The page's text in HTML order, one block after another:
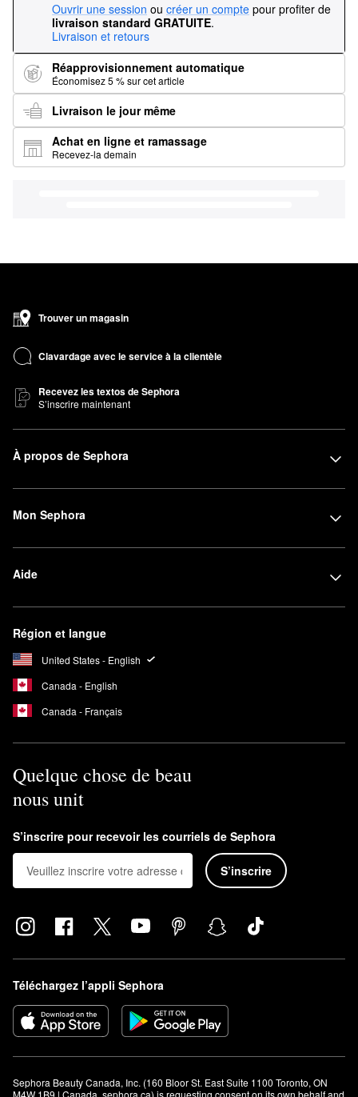
Ouvrir une session ou créer un compte pour profiter de
livraison standard GRATUITE.
Livraison et retours
Réapprovisionnement automatique
Économisez 5 % sur cet article
Livraison le jour même
Achat en ligne et ramassage
Recevez-la demain
Trouver un magasin
Clavardage avec le service à la clientèle
Recevez les textos de Sephora
S’inscrire maintenant
À propos de Sephora
Mon Sephora
Aide
Région et langue
United States - English
Canada - English
Canada - Français
Quelque chose de beau
nous unit
S’inscrire pour recevoir les courriels de Sephora
S’inscrire
Téléchargez l’appli Sephora
Sephora Beauty Canada, Inc. (160 Bloor St. East Suite 1100 Toronto, ON
M4W 1B9 | Canada, sephora.ca) is requesting consent on its own behalf and